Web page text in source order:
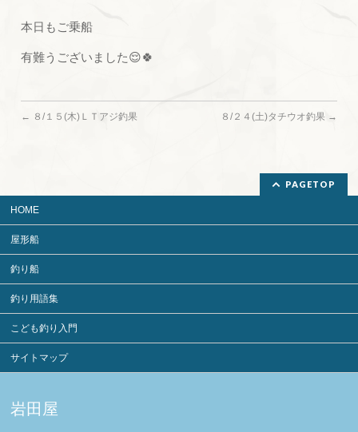
本日もご乗船
有難うございました😌🍀
← ８/１５(木)ＬＴアジ釣果 ８/２４(土)タチウオ釣果 →
PAGETOP
HOME
屋形船
釣り船
釣り用語集
こども釣り入門
サイトマップ
岩田屋